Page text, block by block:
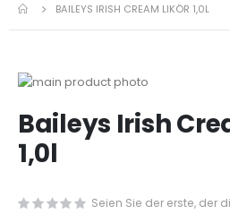
BAILEYS IRISH CREAM LIKÖR 1,0L
Zum
der
Bildergalerie
springen
Anfang
der
Bildergalerie
Baileys Irish
1,0l
Seien Sie der erste, der